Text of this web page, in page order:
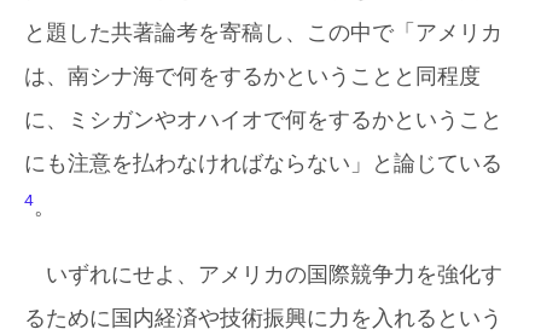
と題した共著論考を寄稿し、この中で「アメリカ
は、南シナ海で何をするかということと同程度
に、ミシガンやオハイオで何をするかということ
にも注意を払わなければならない」と論じている
4。
いずれにせよ、アメリカの国際競争力を強化す
るために国内経済や技術振興に力を入れるという